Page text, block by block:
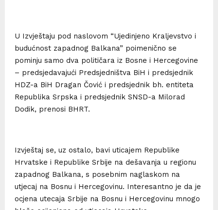
U Izvještaju pod naslovom “Ujedinjeno Kraljevstvo i
budućnost zapadnog Balkana” poimenično se
pominju samo dva političara iz Bosne i Hercegovine
– predsjedavajući Predsjedništva BiH i predsjednik
HDZ-a BiH Dragan Čović i predsjednik bh. entiteta
Republika Srpska i predsjednik SNSD-a Milorad
Dodik, prenosi BHRT.
Izvještaj se, uz ostalo, bavi uticajem Republike
Hrvatske i Republike Srbije na dešavanja u regionu
zapadnog Balkana, s posebnim naglaskom na
utjecaj na Bosnu i Hercegovinu. Interesantno je da je
ocjena utecaja Srbije na Bosnu i Hercegovinu mnogo